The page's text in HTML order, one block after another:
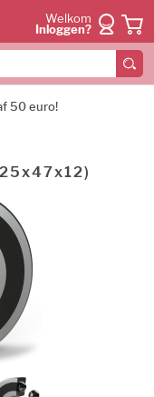
Welkom
Inloggen?
50 euro!